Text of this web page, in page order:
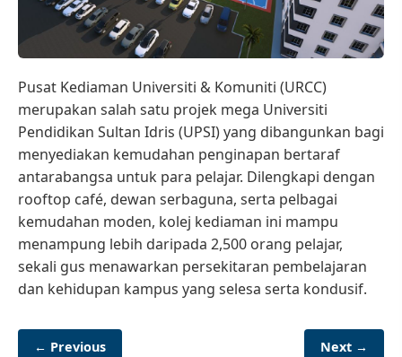
Pusat Kediaman Universiti & Komuniti (URCC)
merupakan salah satu projek mega Universiti
Pendidikan Sultan Idris (UPSI) yang dibangunkan bagi
menyediakan kemudahan penginapan bertaraf
antarabangsa untuk para pelajar. Dilengkapi dengan
rooftop café, dewan serbaguna, serta pelbagai
kemudahan moden, kolej kediaman ini mampu
menampung lebih daripada 2,500 orang pelajar,
sekali gus menawarkan persekitaran pembelajaran
dan kehidupan kampus yang selesa serta kondusif.
← Previous Next →